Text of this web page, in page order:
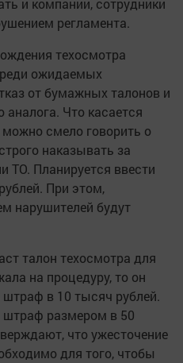
и компании, сотрудники
регламента.
техосмотра
ожидаемых
от бумажных талонов и
аналога. Что касается
смело говорить о
наказывать за
ТО. Планируется ввести
При этом,
нарушителей будут
талон техосмотра для
на процедуру, то он
в 10 тысяч рублей.
размером в 50
что ужесточение
для того, чтобы